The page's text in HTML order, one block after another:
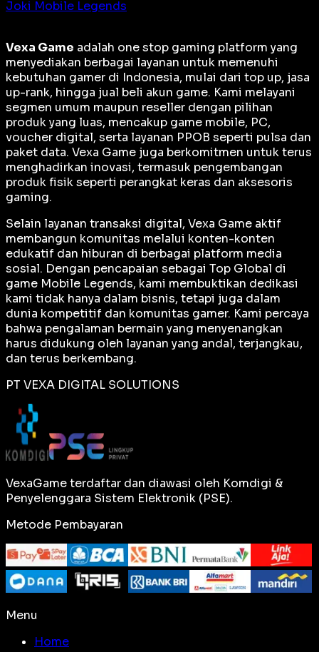
Joki Mobile Legends
Vexa Game adalah one stop gaming platform yang
menyediakan berbagai layanan untuk memenuhi
kebutuhan gamer di Indonesia, mulai dari top up, jasa
up-rank, hingga jual beli akun game. Kami melayani
segmen umum maupun reseller dengan pilihan
produk yang luas, mencakup game mobile, PC,
voucher digital, serta layanan PPOB seperti pulsa dan
paket data. Vexa Game juga berkomitmen untuk terus
menghadirkan inovasi, termasuk pengembangan
produk fisik seperti perangkat keras dan aksesoris
gaming.
Selain layanan transaksi digital, Vexa Game aktif
membangun komunitas melalui konten-konten
edukatif dan hiburan di berbagai platform media
sosial. Dengan pencapaian sebagai Top Global di
game Mobile Legends, kami membuktikan dedikasi
kami tidak hanya dalam bisnis, tetapi juga dalam
dunia kompetitif dan komunitas gamer. Kami percaya
bahwa pengalaman bermain yang menyenangkan
harus didukung oleh layanan yang andal, terjangkau,
dan terus berkembang.
PT VEXA DIGITAL SOLUTIONS
VexaGame terdaftar dan diawasi oleh Komdigi &
Penyelenggara Sistem Elektronik (PSE).
Metode Pembayaran
Menu
Home